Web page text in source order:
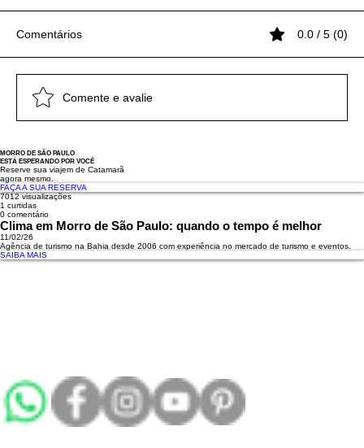
Comentários 0.0 / 5 (0)
Comente e avalie
MORRO DE SÃO PAULO
ESTÁ ESPERANDO POR VOCÊ
Reserve sua viajem de Catamarã
agora mesmo.
FAÇA A SUA RESERVA
7012 visualizações
1 curtidas
0 comentário
Clima em Morro de São Paulo: quando o tempo é melhor
11/02/26
Agência de turismo na Bahia desde 2006 com experiência no mercado de turismo e eventos.
SAIBA MAIS